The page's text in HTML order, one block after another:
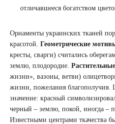
отличавшееся богатством
Орнаменты украинских тканей
красотой. Геометрические
кресты, сварги) считались
землю, плодородие.
жизни», вазоны, ветви)
жизни, пожелания благополучия.
значение: красный
черный – землю, покой, иногда –
Известными центрами ткачества